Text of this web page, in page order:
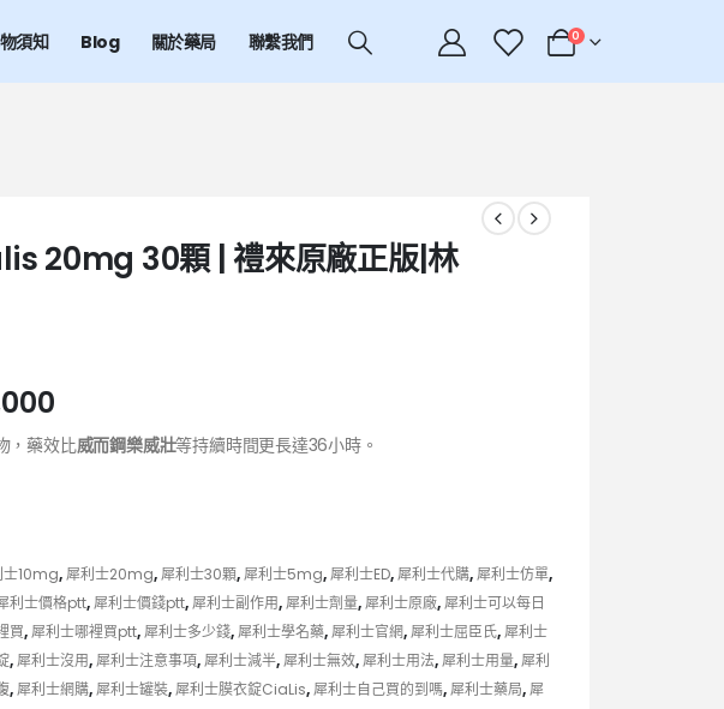
須知 Blog 關於藥局 聯繫我們 0
20mg 30顆 | 禮來原廠正版|林
，藥效比威而鋼樂威壯等持續時間更長達36小時。
士10mg,犀利士20mg,犀利士30顆,犀利士5mg,犀利士ED,犀利士代購,犀利士仿單,
利士價格ptt,犀利士價錢ptt,犀利士副作用,犀利士劑量,犀利士原廠,犀利士可以每日
買,犀利士哪裡買ptt,犀利士多少錢,犀利士學名藥,犀利士官網,犀利士屈臣氏,犀利士
,犀利士沒用,犀利士注意事項,犀利士減半,犀利士無效,犀利士用法,犀利士用量,犀利
,犀利士網購,犀利士罐裝,犀利士膜衣錠CiaLis,犀利士自己買的到嗎,犀利士藥局,犀